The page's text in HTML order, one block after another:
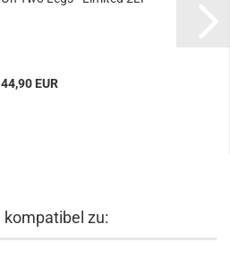
44,90 EUR
kompatibel zu: